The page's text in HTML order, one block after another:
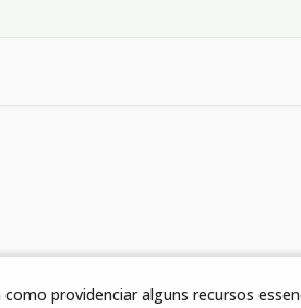
providenciar alguns recursos